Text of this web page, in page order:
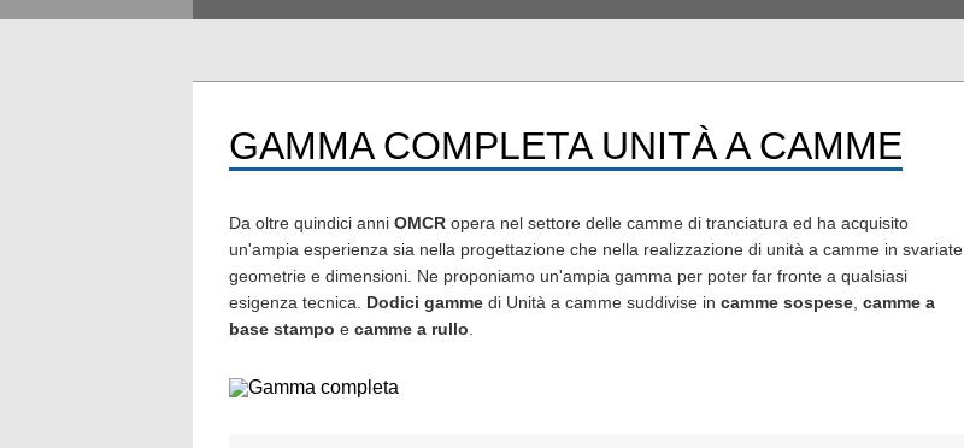
GAMMA COMPLETA UNITÀ A CAMME
Da oltre quindici anni OMCR opera nel settore delle camme di tranciatura ed ha acquisito
un'ampia esperienza sia nella progettazione che nella realizzazione di unità a camme in svariate
geometrie e dimensioni. Ne proponiamo un'ampia gamma per poter far fronte a qualsiasi
esigenza tecnica. Dodici gamme di Unità a camme suddivise in camme sospese camme a
base stampo e camme a rullo